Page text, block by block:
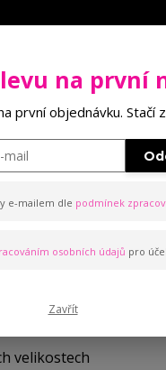
velikostech
na první
první objednávku. Stačí
e-mailem dle podmínek
osobních údajů pro
Zavřít